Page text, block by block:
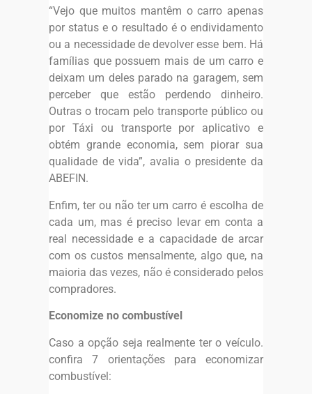
“Vejo que muitos mantêm o carro apenas
por status e o resultado é o endividamento
ou a necessidade de devolver esse bem. Há
famílias que possuem mais de um carro e
deixam um deles parado na garagem, sem
perceber que estão perdendo dinheiro.
Outras o trocam pelo transporte público ou
por Táxi ou transporte por aplicativo e
obtém grande economia, sem piorar sua
qualidade de vida”, avalia o presidente da
ABEFIN.
Enfim, ter ou não ter um carro é escolha de
cada um, mas é preciso levar em conta a
real necessidade e a capacidade de arcar
com os custos mensalmente, algo que, na
maioria das vezes, não é considerado pelos
compradores.
Economize no combustível
Caso a opção seja realmente ter o veículo.
confira 7 orientações para economizar
combustível: